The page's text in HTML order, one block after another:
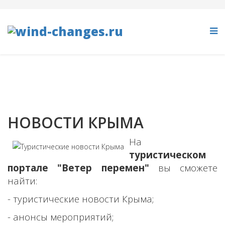
НОВОСТИ КРЫМА
На
туристическом
портале "Ветер перемен" вы сможете
найти:
- туристические новости Крыма;
- анонсы мероприятий;